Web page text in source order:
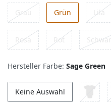
Grau Grün Lila
Rosa Rot Schwarz
Hersteller Farbe: Sage Green
Keine Auswahl